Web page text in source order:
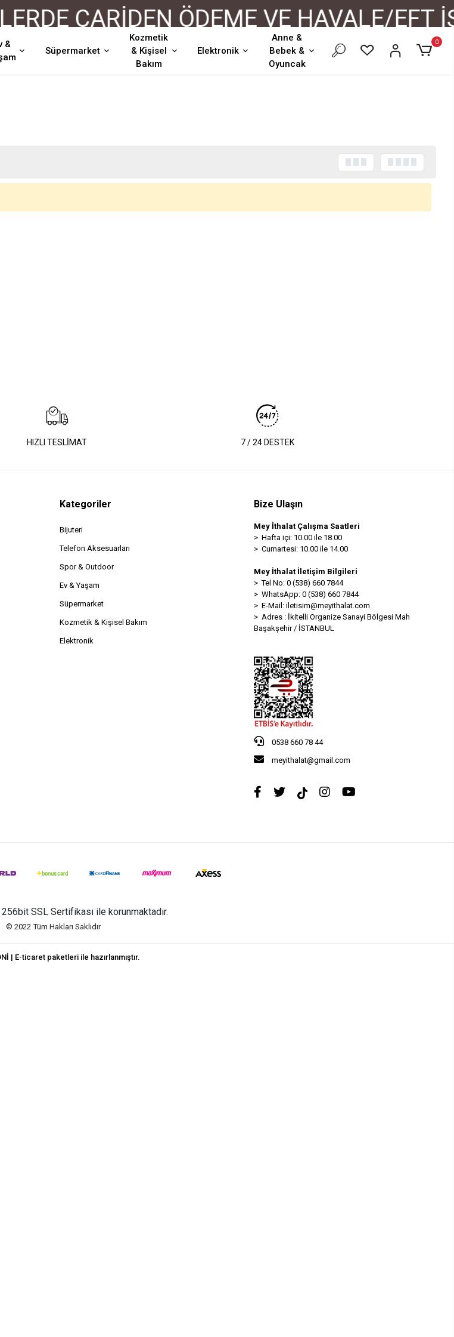
CARİDEN ÖDEME VE HAVALE/EFT
&
Süpermarket
Kozmetik
& Kişisel
Bakım
Elektronik
Anne &
Bebek &
Oyuncak
0
HIZLI TESLİMAT 7 / 24 DESTEK
Kategoriler
Bijuteri
Telefon Aksesuarları
Spor & Outdoor
Ev & Yaşam
Süpermarket
Kozmetik & Kişisel Bakım
Elektronik
Bize Ulaşın
Mey İthalat Çalışma Saatleri
> Hafta içi: 10.00 ile 18.00
> Cumartesi: 10.00 ile 14.00
Mey İthalat İletişim Bilgileri
> Tel No: 0 (538) 660 7844
> WhatsApp: 0 (538) 660 7844
> E-Mail: iletisim@meyithalat.com
> Adres : İkitelli Organize Sanayi Bölgesi Mah
Başakşehir / İSTANBUL
0538 660 78 44
meyithalat@gmail.com
SSL Sertifikası ile korunmaktadır.
© 2022Tüm Hakları Saklıdır
| E-ticaret paketleri ile hazırlanmıştır.